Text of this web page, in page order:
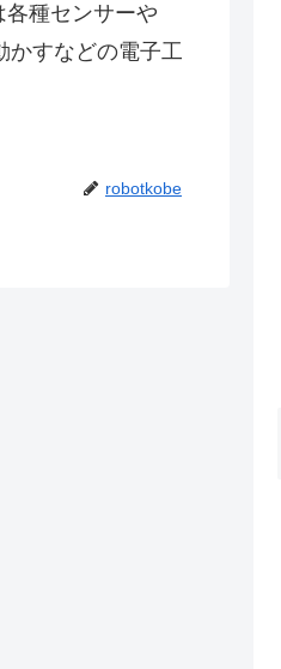
種センサーや
かすなどの電子工
robotkobe